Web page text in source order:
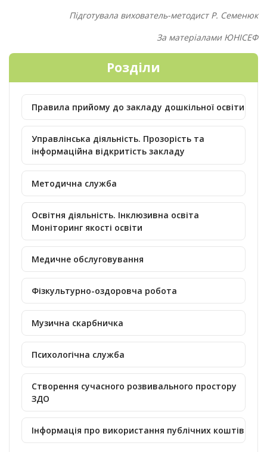
Підготувала вихователь-методист Р. Семенюк
За матеріалами ЮНІСЕФ
Розділи
Правила прийому до закладу дошкільної освіти
Управлінська діяльність. Прозорість та
інформаційна відкритість закладу
Методична служба
Освітня діяльність. Інклюзивна освіта
Моніторинг якості освіти
Медичне обслуговування
Фізкультурно-оздоровча робота
Музична скарбничка
Психологічна служба
Створення сучасного розвивального простору
ЗДО
Інформація про використання публічних коштів